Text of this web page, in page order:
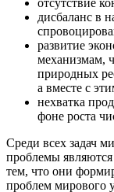
отсутствие
дисбаланс в
развитие
механизмам,
природных
а вместе с
нехватка
фоне роста
Среди всех задач
проблемы
тем, что они
проблем мирового